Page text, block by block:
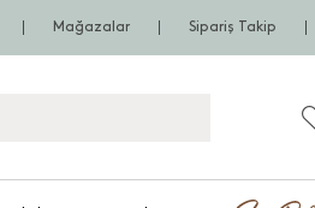
Mağazalar Sipariş Takip